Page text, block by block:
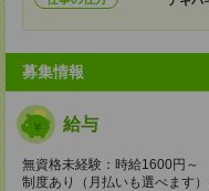
募集情報
給与
無資格未経験：時給1600円
制度あり（月払いも選べます